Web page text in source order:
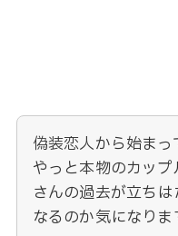
偽装恋人から始まっ
やっと本物のカッ
さんの過去が立ち
なるのか気になりま